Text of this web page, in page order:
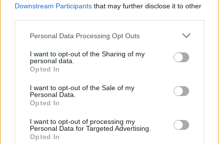
Downstream Participants that may further disclose it to other
Personal Data Processing Opt Outs
I want to opt-out of the Sharing of my
personal data.
Opted In
I want to opt-out of the Sale of my
Personal Data.
Opted In
I want to opt-out of processing my
Personal Data for Targeted Advertising.
Opted In
πρεσβευτή της Εξέλιξης Ζωής, Χαράλαμπου
Ταϊγανίδη, ο οποίος μοιράστηκε το
εμπνευσμένο μήνυμα: «Τα όνειρα όρια δεν
Κάλεσμα σε συνεργασίες – Το S χρειάζεται
όλους μας
Στο κλείσιμο της ομιλίας της, η κα. Καλαντώνη
και θεσμούς:
«Η παιδική προστασία δεν είναι έργο ενός